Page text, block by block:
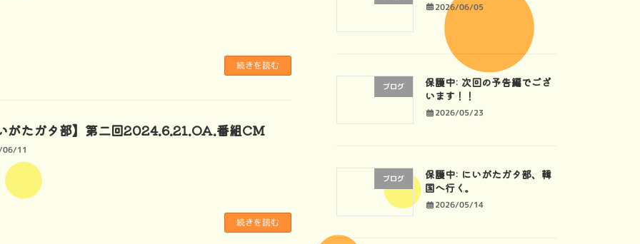
続きを読む
いがたガタ部】第二回2024.6.21.OA.番組CM
06/11
続きを読む
2026/06/05
ブログ
保護中: 次回の予告編でござ
います！！
2026/05/23
ブログ
保護中: にいがたガタ部、韓
国へ行く。
2026/05/14